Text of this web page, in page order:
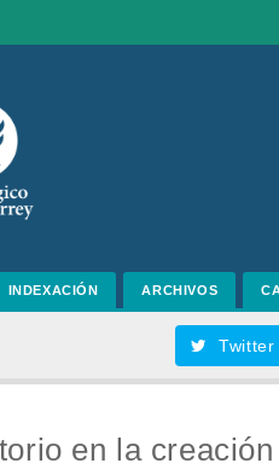
INDEXACIÓN ARCHIVOS
Twitter
en la